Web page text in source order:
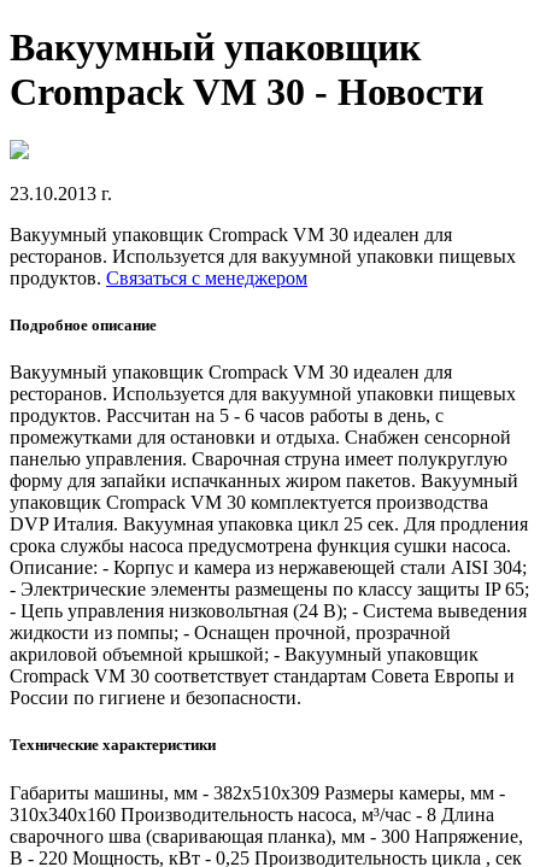
Вакуумный упаковщик
Crompack VM 30 - Новости
23.10.2013 г.
Вакуумный упаковщик Crompack VM 30 идеален для
ресторанов. Используется для вакуумной упаковки пищевых
продуктов. Связаться с менеджером
Подробное описание
Вакуумный упаковщик Crompack VM 30 идеален для
ресторанов. Используется для вакуумной упаковки пищевых
продуктов. Рассчитан на 5 - 6 часов работы в день, с
промежутками для остановки и отдыха. Снабжен сенсорной
панелью управления. Сварочная струна имеет полукруглую
форму для запайки испачканных жиром пакетов. Вакуумный
упаковщик Crompack VM 30 комплектуется производства
DVP Италия. Вакуумная упаковка цикл 25 сек. Для продления
срока службы насоса предусмотрена функция сушки насоса.
Описание: - Корпус и камера из нержавеющей стали AISI 304;
- Электрические элементы размещены по классу защиты IP 65;
- Цепь управления низковольтная (24 В); - Система выведения
жидкости из помпы; - Оснащен прочной, прозрачной
акриловой объемной крышкой; - Вакуумный упаковщик
Crompack VM 30 соответствует стандартам Совета Европы и
России по гигиене и безопасности.
Технические характеристики
Габариты машины, мм - 382х510х309 Размеры камеры, мм -
310х340х160 Производительность насоса, м³/час - 8 Длина
сварочного шва (сваривающая планка), мм - 300 Напряжение,
В - 220 Мощность, кВт - 0,25 Производительность цикла , сек